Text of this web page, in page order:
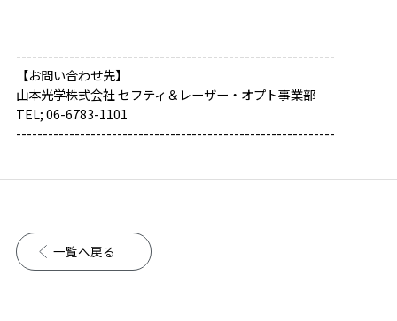
------------------------------------------------------------
【お問い合わせ先】
山本光学株式会社 セフティ＆レーザー・オプト事業部
TEL; 06-6783-1101
------------------------------------------------------------
一覧へ戻る